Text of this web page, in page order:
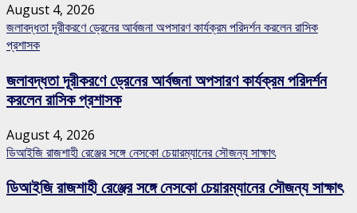
August 4, 2026
জলাবদ্ধতা দূরীকরণে ড্রেনের আর্বজনা অপসারণ কার্যক্রম পরিদর্শন করলেন রাসিক
প্রশাসক
জলাবদ্ধতা দূরীকরণে ড্রেনের আর্বজনা অপসারণ কার্যক্রম পরিদর্শন
করলেন রাসিক প্রশাসক
August 4, 2026
ডিআইজি রাজশাহী রেঞ্জের সঙ্গে নেসকো চেয়ারম্যানের সৌজন্য সাক্ষাৎ
ডিআইজি রাজশাহী রেঞ্জের সঙ্গে নেসকো চেয়ারম্যানের সৌজন্য সাক্ষাৎ